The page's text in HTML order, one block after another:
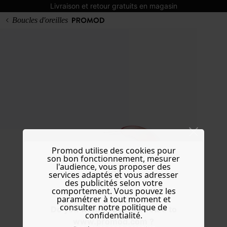
Livraison et retour gratuits en magasin
Do you want to be redirected to
www.promod.com ?
Boucles d'oreilles
Promod utilise des cookies pour
son bon fonctionnement, mesurer
l'audience, vous proposer des
services adaptés et vous adresser
des publicités selon votre
comportement. Vous pouvez les
paramétrer à tout moment et
consulter notre politique de
confidentialité.